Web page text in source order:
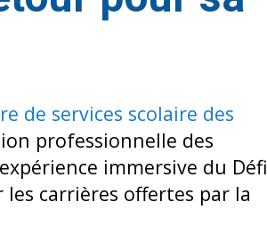
de services scolaire des
professionnelle des
immersive du Défi
carrières offertes par la